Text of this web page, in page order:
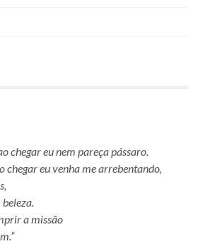
chegar eu nem pareça pássaro.
chegar eu venha me arrebentando,
a missão